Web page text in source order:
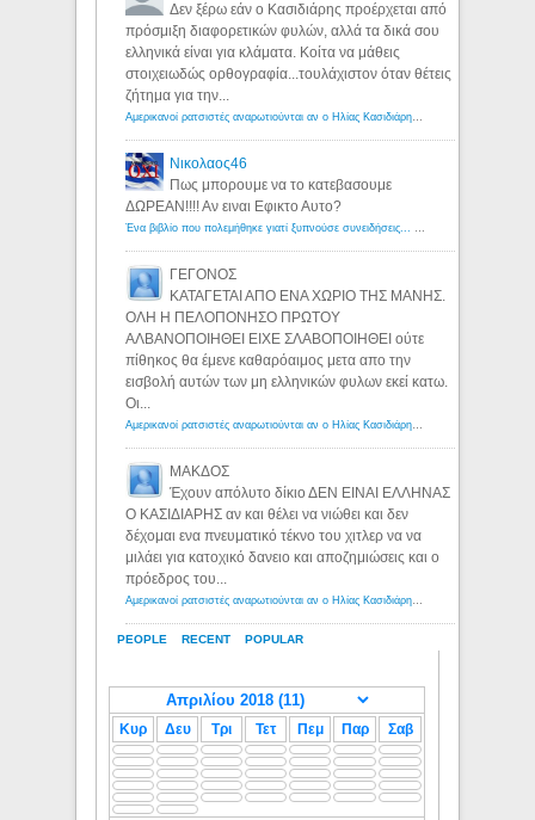
PEOPLE RECENT POPULAR
Δεν ξέρω εάν ο Κασιδιάρης προέρχεται από
πρόσμιξη διαφορετικών φυλών, αλλά τα δικά σου
ελληνικά είναι για κλάματα. Κοίτα να μάθεις
στοιχειωδώς ορθογραφία...τουλάχιστον όταν θέτεις
ζήτημα για την...
Αμερικανοί ρατσιστές αναρωτιούνται αν ο Ηλίας Κασιδιάρης ανήκει στη λευκή φυλή... - Λόγιος Ερμής
Νικολαος46
Πως μπορουμε να το κατεβασουμε
ΔΩΡΕΑΝ!!!! Αν ειναι Εφικτο Αυτο?
Ένα βιβλίο που πολεμήθηκε γιατί ξυπνούσε συνειδήσεις... - Λόγιος Ερμής | Η γνώση ξεκινάει με την αναζήτηση...
ΓΕΓΟΝΟΣ
ΚΑΤΑΓΕΤΑΙ ΑΠΟ ΕΝΑ ΧΩΡΙΟ ΤΗΣ ΜΑΝΗΣ.
ΟΛΗ Η ΠΕΛΟΠΟΝΗΣΟ ΠΡΩΤΟΥ
ΑΛΒΑΝΟΠΟΙΗΘΕΙ ΕΙΧΕ ΣΛΑΒΟΠΟΙΗΘΕΙ ούτε
πίθηκος θα έμενε καθαρόαιμος μετα απο την
εισβολή αυτών των μη ελληνικών φυλων εκεί κατω.
Οι...
Αμερικανοί ρατσιστές αναρωτιούνται αν ο Ηλίας Κασιδιάρης ανήκει στη λευκή φυλή... - Λόγιος Ερμής
ΜΑΚΔΟΣ
Έχουν απόλυτο δίκιο ΔΕΝ ΕΙΝΑΙ ΕΛΛΗΝΑΣ
Ο ΚΑΣΙΔΙΑΡΗΣ αν και θέλει να νιώθει και δεν
δέχομαι ενα πνευματικό τέκνο του χιτλερ να να
μιλάει για κατοχικό δανειο και αποζημιώσεις και ο
πρόεδρος του...
Αμερικανοί ρατσιστές αναρωτιούνται αν ο Ηλίας Κασιδιάρης ανήκει στη λευκή φυλή... - Λόγιος Ερμής
Κυρ Δευ Τρι Τετ Πεμ Παρ Σαβ